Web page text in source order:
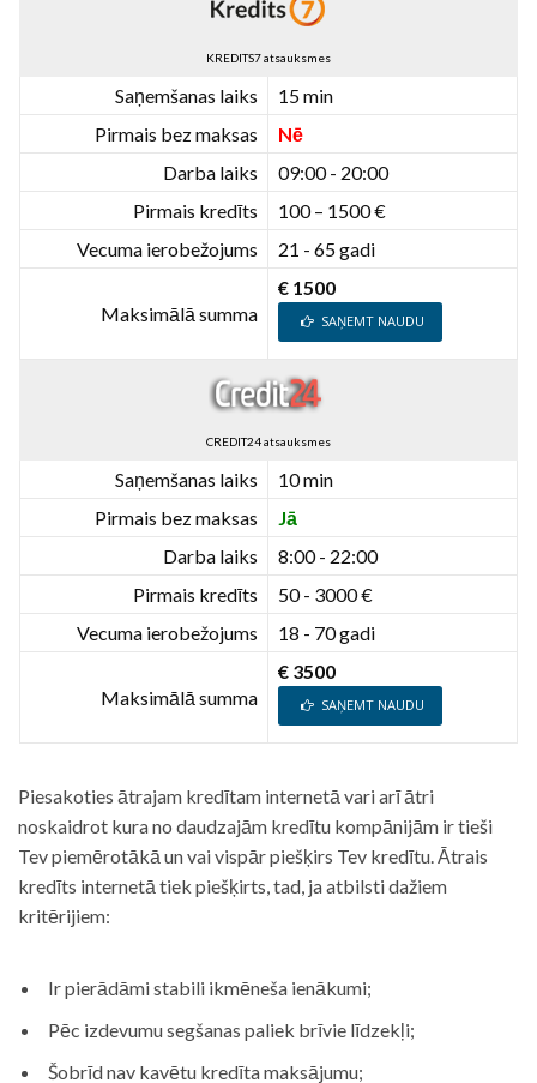
KREDITS7 atsauksmes
Saņemšanas laiks
15 min
Pirmais bez maksas
Nē
Darba laiks
09:00 - 20:00
Pirmais kredīts
100 – 1500 €
Vecuma ierobežojums
21 - 65 gadi
Maksimālā summa
€ 1500
SAŅEMT NAUDU
CREDIT24 atsauksmes
Saņemšanas laiks
10 min
Pirmais bez maksas
Jā
Darba laiks
8:00 - 22:00
Pirmais kredīts
50 - 3000 €
Vecuma ierobežojums
18 - 70 gadi
Maksimālā summa
€ 3500
SAŅEMT NAUDU
Piesakoties ātrajam kredītam internetā vari arī ātri
noskaidrot kura no daudzajām kredītu kompānijām ir tieši
Tev piemērotākā un vai vispār piešķirs Tev kredītu. Ātrais
kredīts internetā tiek piešķirts, tad, ja atbilsti dažiem
kritērijiem:
Ir pierādāmi stabili ikmēneša ienākumi;
Pēc izdevumu segšanas paliek brīvie līdzekļi;
Šobrīd nav kavētu kredīta maksājumu;